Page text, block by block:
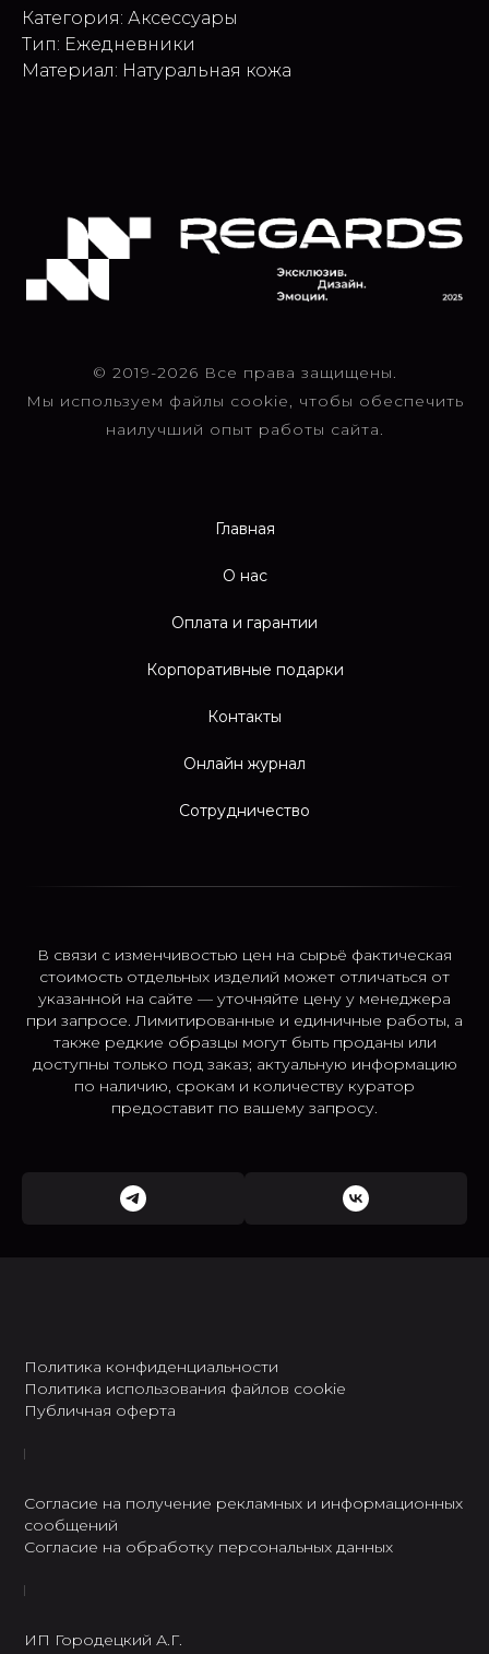
Категория: Аксессуары
Тип: Ежедневники
Материал: Натуральная кожа
© 2019-2026 Все права защищены.
Мы используем файлы cookie, чтобы обеспечить
наилучший опыт работы сайта.
Главная
О нас
Оплата и гарантии
Корпоративные подарки
Контакты
Онлайн журнал
Сотрудничество
В связи с изменчивостью цен на сырьё фактическая
стоимость отдельных изделий может отличаться от
указанной на сайте — уточняйте цену у менеджера
при запросе. Лимитированные и единичные работы, а
также редкие образцы могут быть проданы или
доступны только под заказ; актуальную информацию
по наличию, срокам и количеству куратор
предоставит по вашему запросу.
Политика конфиденциальности
Политика использования файлов cookie
Публичная оферта
Согласие на получение рекламных и информационных
сообщений
Согласие на обработку персональных данных
ИП Городецкий А.Г.